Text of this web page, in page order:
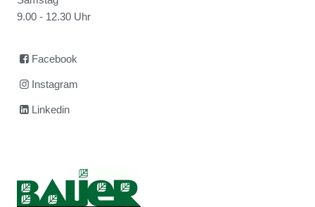
9.00 - 12.30 Uhr
Facebook
Instagram
Linkedin